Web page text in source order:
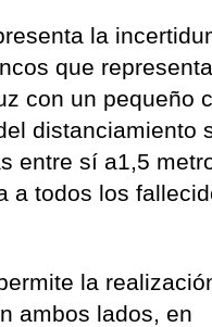
la
que
con un pequeño
distanciamiento
entre sí a1,5
a todos los
la
ambos lados, en